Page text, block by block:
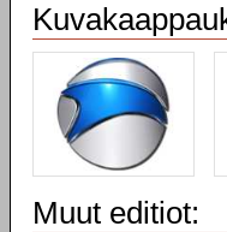
Muut editiot: